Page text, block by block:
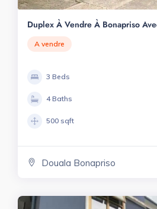
Duplex À Vendre À Bonapriso
A vendre
3 Beds
4 Baths
500 sqft
Douala Bonapriso